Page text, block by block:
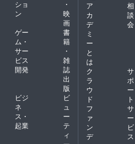
ショ
ン
・
映
画
ゲー
ム・
サー
ビス
開発
書
籍
・
雑
誌
出
版
ビジ
ネ
ス・
起業
ビ
ュ
ー
テ
ィ
ア
カ
デ
ミ
ー
と
は
相
談
会
ク
ラ
ウ
ド
フ
ァ
ン
デ
サ
ポ
ー
ト
サ
ー
ビ
ス